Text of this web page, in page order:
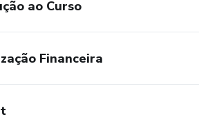
- Módulo 10: Rebalanceando
- Módulo 11: Como
ao Curso
Financeira